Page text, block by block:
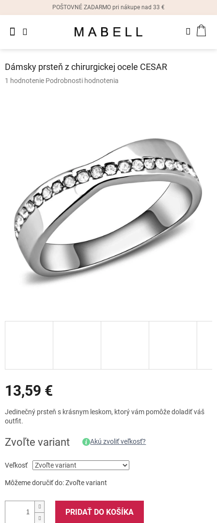
POŠTOVNÉ ZADARMO pri nákupe nad 33 €
Dámske
náušnice
Ostatné
Zľavy
Dámsky prsteň z chirurgickej ocele CESAR
Priemerné
1 hodnotenie Podrobnosti hodnotenia
13,59 €
cena:
Jedinečný prsteň s krásnym leskom, ktorý vám pomôže doladiť váš
outfit.
Zvoľte variant Akú zvoliť veľkosť?
Veľkosť
Môžeme doručiť do:Zvoľte variant
PRIDAŤ DO KOŠÍKA